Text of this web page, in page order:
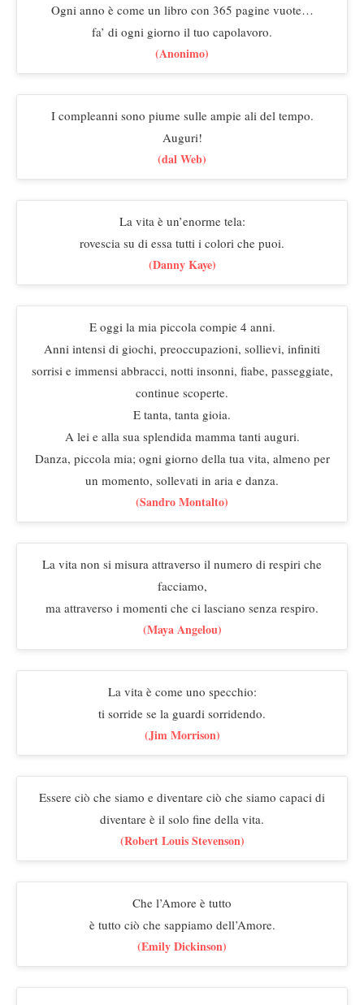
Ogni anno è come un libro con 365 pagine vuote…
fa’ di ogni giorno il tuo capolavoro.
(Anonimo)
I compleanni sono piume sulle ampie ali del tempo.
Auguri!
(dal Web)
La vita è un’enorme tela:
rovescia su di essa tutti i colori che puoi.
(Danny Kaye)
E oggi la mia piccola compie 4 anni.
Anni intensi di giochi, preoccupazioni, sollievi, infiniti
sorrisi e immensi abbracci, notti insonni, fiabe, passeggiate,
continue scoperte.
E tanta, tanta gioia.
A lei e alla sua splendida mamma tanti auguri.
Danza, piccola mia; ogni giorno della tua vita, almeno per
un momento, sollevati in aria e danza.
(Sandro Montalto)
La vita non si misura attraverso il numero di respiri che
facciamo,
ma attraverso i momenti che ci lasciano senza respiro.
(Maya Angelou)
La vita è come uno specchio:
ti sorride se la guardi sorridendo.
(Jim Morrison)
Essere ciò che siamo e diventare ciò che siamo capaci di
diventare è il solo fine della vita.
(Robert Louis Stevenson)
Che l’Amore è tutto
è tutto ciò che sappiamo dell’Amore.
(Emily Dickinson)